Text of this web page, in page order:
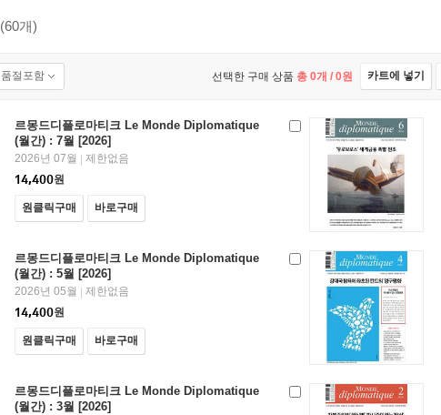
(60개)
품절포함 선택한 구매 상품 총 0개 / 0원 카트에 넣기
르몽드디플로마티크 Le Monde Diplomatique
(월간) : 7월 [2026]
2026년 07월 | 제한없음
14,400원
원클릭구매 바로구매
르몽드디플로마티크 Le Monde Diplomatique
(월간) : 5월 [2026]
2026년 05월 | 제한없음
14,400원
원클릭구매 바로구매
르몽드디플로마티크 Le Monde Diplomatique
(월간) : 3월 [2026]